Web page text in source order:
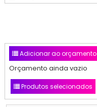
Adicionar ao orçamento
Orçamento ainda vazio
Produtos selecionados